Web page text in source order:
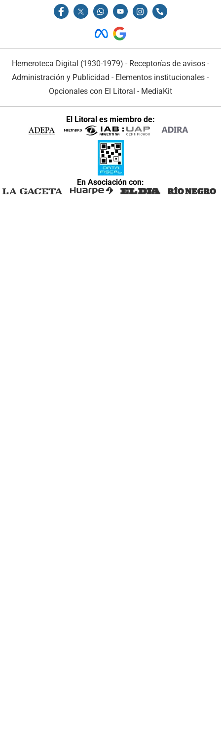
Hemeroteca Digital (1930-1979) - Receptorías de avisos -
Administración y Publicidad - Elementos institucionales -
Opcionales con El Litoral - MediaKit
El Litoral es miembro de:
En Asociación con: